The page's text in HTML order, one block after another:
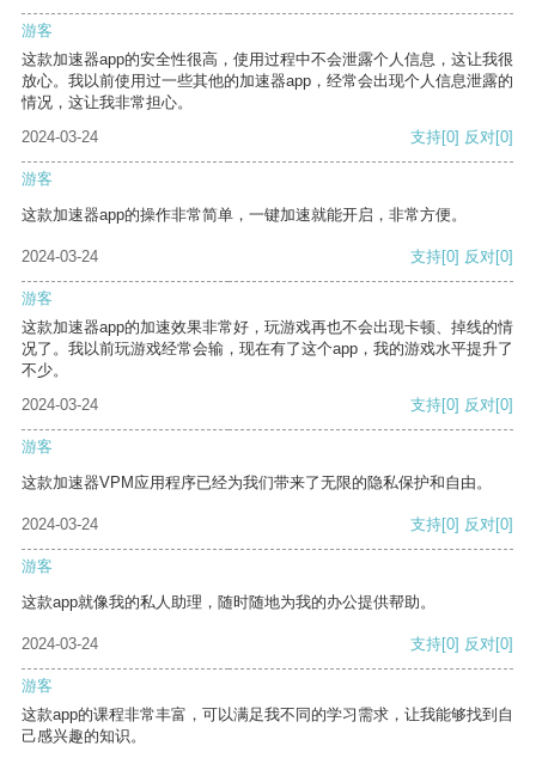
游客
这款加速器app的安全性很高，使用过程中不会泄露个人信息，这让我很
放心。我以前使用过一些其他的加速器app，经常会出现个人信息泄露的
情况，这让我非常担心。
2024-03-24
支持[0] 反对[0]
游客
这款加速器app的操作非常简单，一键加速就能开启，非常方便。
2024-03-24 支持[0] 反对[0]
游客
这款加速器app的加速效果非常好，玩游戏再也不会出现卡顿、掉线的情
况了。我以前玩游戏经常会输，现在有了这个app，我的游戏水平提升了
不少。
2024-03-24
支持[0] 反对[0]
游客
这款加速器VPM应用程序已经为我们带来了无限的隐私保护和自由。
2024-03-24 支持[0] 反对[0]
游客
这款app就像我的私人助理，随时随地为我的办公提供帮助。
2024-03-24 支持[0] 反对[0]
游客
这款app的课程非常丰富，可以满足我不同的学习需求，让我能够找到自
己感兴趣的知识。